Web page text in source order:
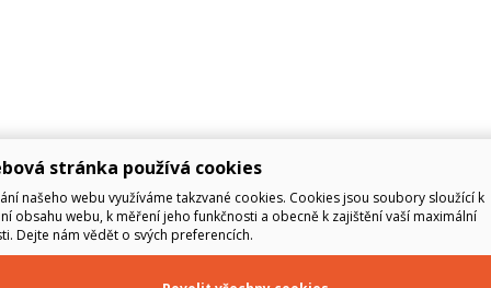
stránka používá cookies
našeho webu využíváme takzvané cookies. Cookies jsou soubory sloužící k
obsahu webu, k měření jeho funkčnosti a obecně k zajištění vaší maximální
Dejte nám vědět o svých preferencích.